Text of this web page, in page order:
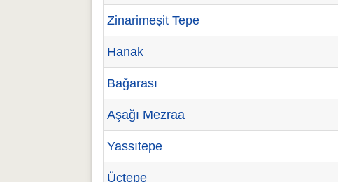
Zinarimeşit Tepe
Hanak
Bağarası
Aşağı Mezraa
Yassıtepe
Üçtepe